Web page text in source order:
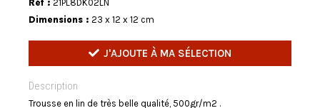
Réf : 21PL8DK02LN
Dimensions : 23 x 12 x 12 cm
J'AJOUTE À MA SÉLECTION
Description
Trousse en lin de très belle qualité, 500gr/m2 .